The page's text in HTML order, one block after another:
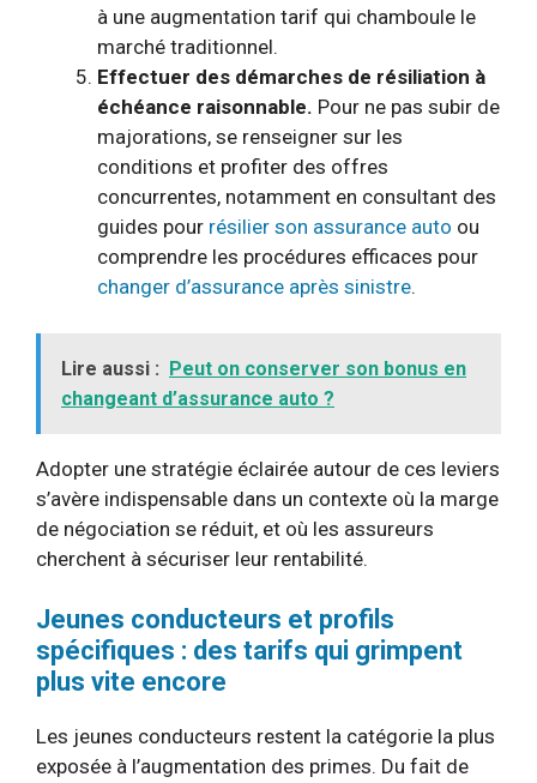
à une augmentation tarif qui chamboule le
marché traditionnel.
Effectuer des démarches de résiliation à
échéance raisonnable. Pour ne pas subir de
majorations, se renseigner sur les
conditions et profiter des offres
concurrentes, notamment en consultant des
guides pour résilier son assurance auto ou
comprendre les procédures efficaces pour
changer d’assurance après sinistre.
Lire aussi : Peut on conserver son bonus en
changeant d’assurance auto ?
Adopter une stratégie éclairée autour de ces leviers
s’avère indispensable dans un contexte où la marge
de négociation se réduit, et où les assureurs
cherchent à sécuriser leur rentabilité.
Jeunes conducteurs et profils
spécifiques : des tarifs qui grimpent
plus vite encore
Les jeunes conducteurs restent la catégorie la plus
exposée à l’augmentation des primes. Du fait de